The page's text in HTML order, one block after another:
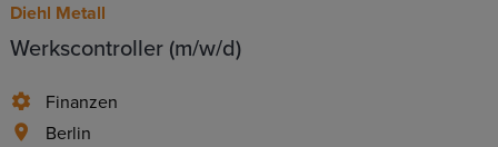
Diehl Metall
Werkscontroller (m/w/d)
Finanzen
Berlin